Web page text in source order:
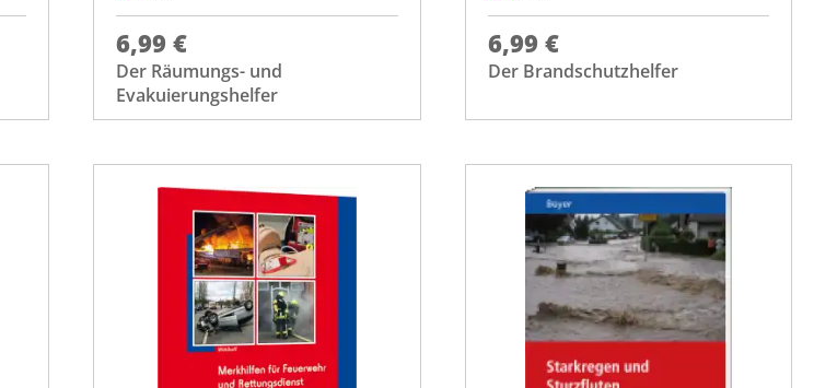
6,99 €
Der Räumungs- und
Evakuierungshelfer
6,99 €
Der Brandschutzhelfer